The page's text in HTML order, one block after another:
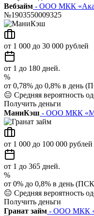
Вебзайм - ООО МКК
№1903550009325
от 1 000 до 30 000 рублей
от 1 до 180 дней.
%
от 0,78% до 0,8% в день
😐 Средняя вероятность
Получить деньги
МаниКэш - ООО МКК
от 1 000 до 100 000 рублей
от 1 до 365 дней.
%
от 0% до 0,8% в день
😐 Средняя вероятность
Получить деньги
Гранат займ - ООО МКК